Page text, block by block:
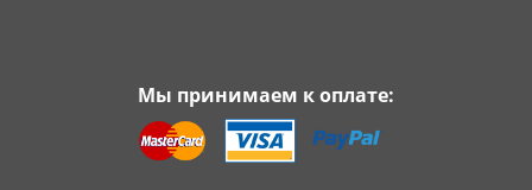
Мы принимаем к оплате: